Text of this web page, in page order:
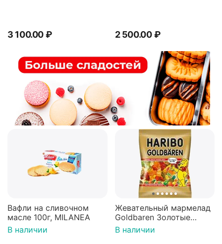
3 100.00₽ 2 500.00 ₽
Вафли на сливочном
масле 100г, MILANEA
В наличии
Жевательный мармелад
Goldbaren Золотые
мишки 100г, Германия
В наличии